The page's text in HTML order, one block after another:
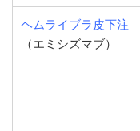
ヘムライブラ皮下注
（エミシズマブ）